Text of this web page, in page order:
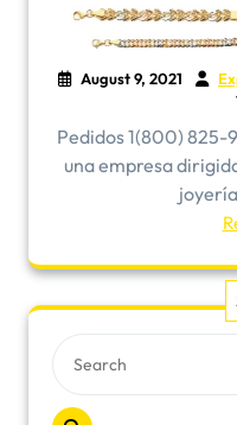
August 9, 2021
Pedidos 1(800) 825-
una empresa